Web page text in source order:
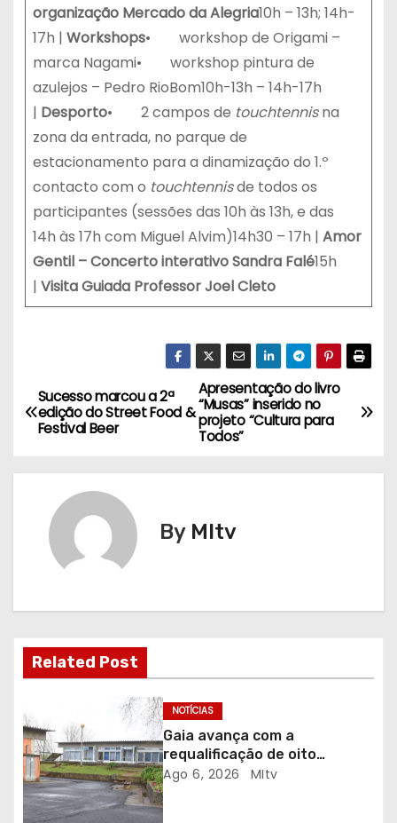
organização Mercado da Alegria10h – 13h; 14h-
17h | Workshops• workshop de Origami –
marca Nagami• workshop pintura de
azulejos – Pedro RioBom10h-13h – 14h-17h
| Desporto• 2 campos de touchtennisna
zona da entrada, no parque de
estacionamento para a dinamização do 1.º
contacto com o touchtennisde todos os
participantes (sessões das 10h às 13h, e das
14h às 17h com Miguel Alvim)14h30 – 17h | Amor
Gentil – Concerto interativo Sandra Falé15h
| Visita Guiada Professor Joel Cleto
N
a
v
ç
ã
d
e
a
Apresentação do livro
“Musas” inserido no
projeto “Cultura para
Todos”
Sucesso marcou a 2ª
edição do Street Food &
Festival Beer
By MItv
Related Post
NOTÍCIAS
Gaia avança com a
requalificação de oito
escolas prioritárias
Ago 6, 2026 MItv